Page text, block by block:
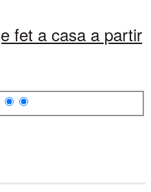
fet a casa a partir